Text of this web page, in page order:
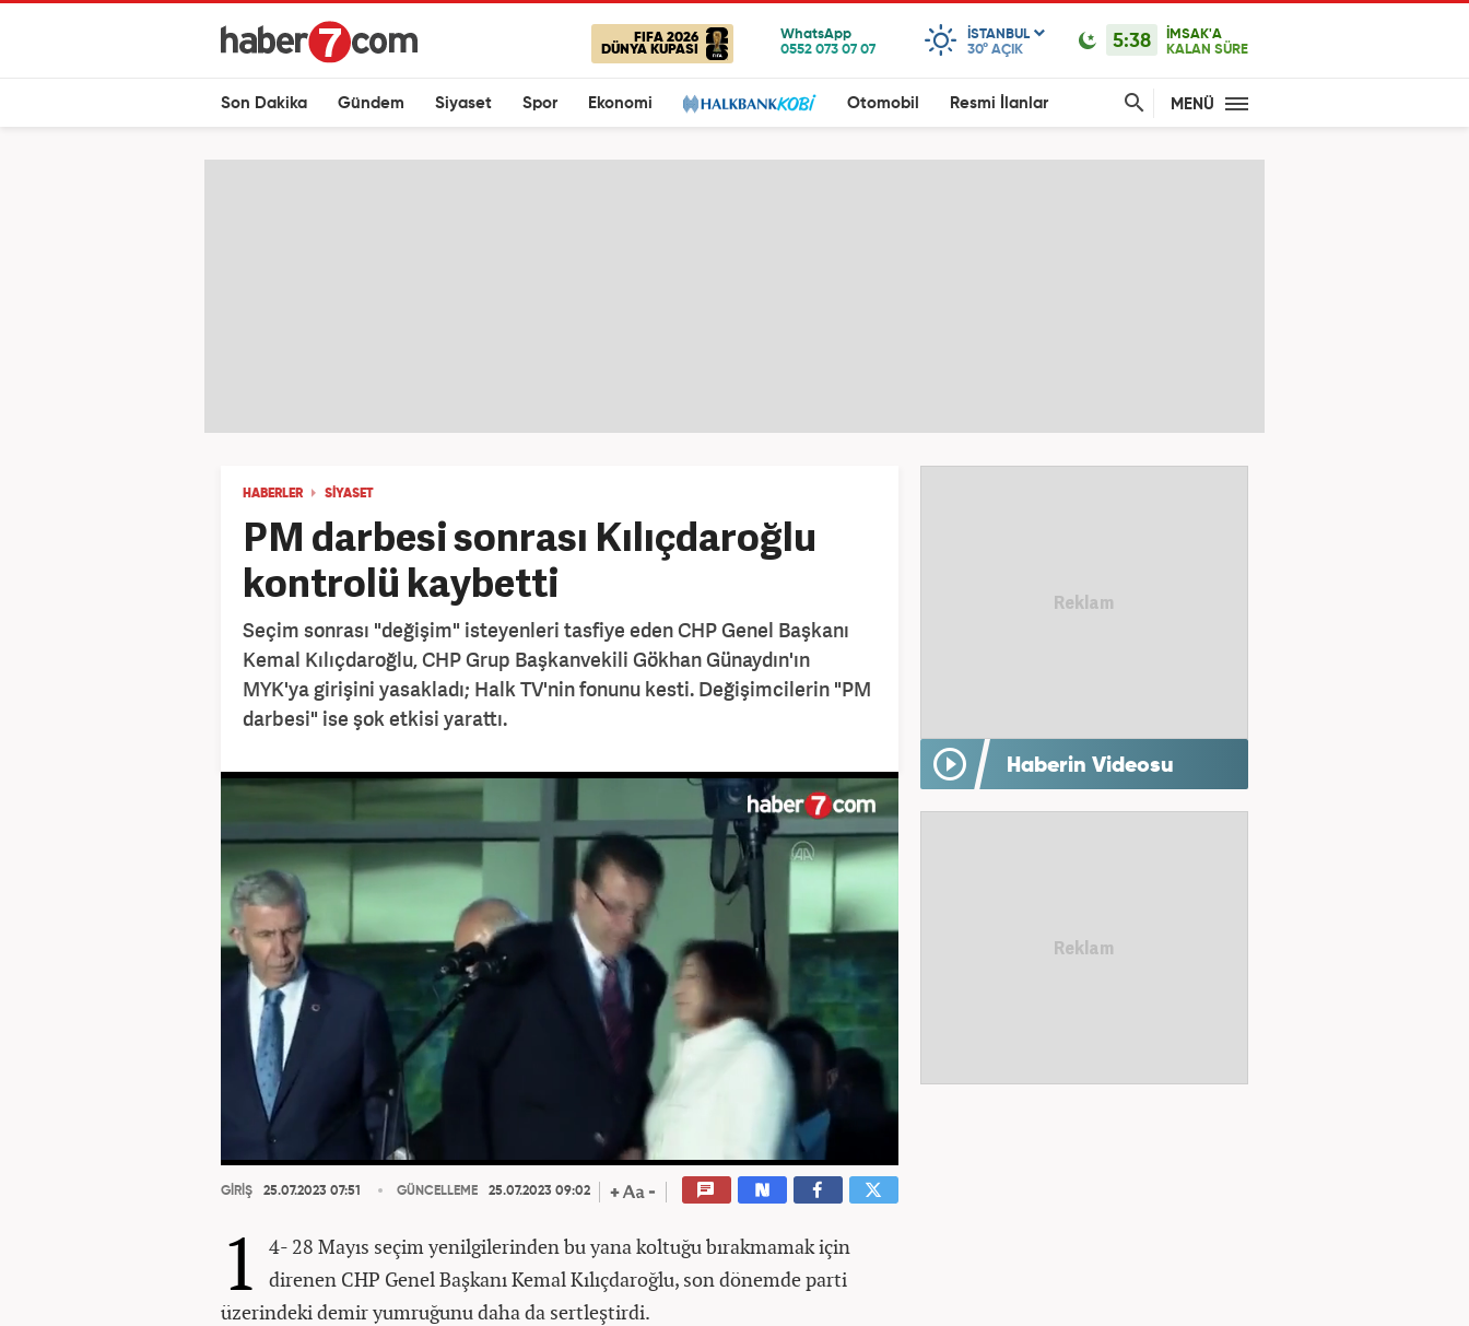
FIFA 2026
DÜNYA KUPASI
ISTANBUL
30° AÇIK 5:38
İMSAK'A
KALAN SÜRE
Son Dakika Gündem Siyaset Spor Ekonomi Otomobil Resmi İlanlar MENÜ
HABERLER SİYASET
PM darbesi sonrası Kılıçdaroğlu
kontrolü kaybetti
Seçim sonrası "değişim" isteyenleri tasfiye eden CHP Genel Başkanı
Kemal Kılıçdaroğlu, CHP Grup Başkanvekili Gökhan Günaydın'ın
MYK'ya girişini yasakladı; Halk TV'nin fonunu kesti. Değişimcilerin "PM
darbesi" ise şok etkisi yarattı.
GİRİŞ 25.07.2023 07:51 GÜNCELLEME 25.07.2023 09:02
1
4- 28 Mayıs seçim yenilgilerinden bu yana koltuğu bırakmamak için
direnen CHP Genel Başkanı Kemal Kılıçdaroğlu, son dönemde parti
üzerindeki demir yumruğunu daha da sertleştirdi.
Haberin Videosu